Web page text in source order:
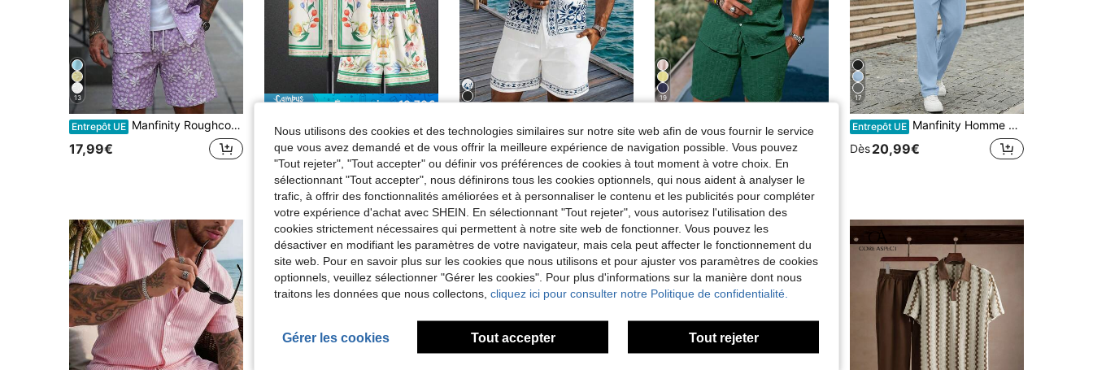
13
Entrepôt UE Manfinity Roughcore Ensemble chemise et short texturé jacquard tissé pour homme
17,99€
Économiser 10,70€
Entrepôt UE -50% Manfinity Homme Chemise Et Short D'impression Florale Pour Hommes Sans Tee-shirt
(1000+)
#7 BEST-SELLERS
de Bohème/Occidental - Style bohème Ensembles de c
(1000+)
#7 BEST-SELLERS
de Bohème/Occidental - Style bohème Ensembles de c
(1000+)
#7 BEST-SELLERS
de Bohème/Occidental - Style bohème Ensembles de c
(1000+)
10,29€ 20,99€
Entrepôt UE Genlund Ensemble 2 pièces chemise à manches courtes et short imprimé floral pour hommes. Tenues de vacances pour hommes. Vêtements de vacances pour hommes. Tenues de vacances pour hommes. Vêtements de vacances
(100+)
#5 BEST-SELLERS
de Géométrique Ensembles de chemises pour hommes
#5 BEST-SELLERS
de Géométrique Ensembles de chemises pour hommes
#5 BEST-SELLERS
de Géométrique Ensembles de chemises pour hommes
(100+)
20,63€
19
Entrepôt UE Genlund Ensemble de chemise à manches courtes pour homme mûr en vacances, chemise rayée pour homme & short à taille coulissante sans t-shirt, en lin, cadeau coloré pour petit ami en vacances, décontracté, vacances
(1000+)
20,20€
17
Entrepôt UE Manfinity Homme Ensemble chemise à manches courtes col froissé + pantalon à cordon assorti pour hommes, indispensable pour les sorties et les rassemblements, tenue de gentleman réussie, excellent cadeau pour le mari
Dès20,99€
Nous utilisons des cookies et des technologies similaires sur notre site web afin de vous fournir le service
que vous avez demandé et de vous offrir la meilleure expérience de navigation possible. Vous pouvez
"Tout rejeter", "Tout accepter" ou définir vos préférences de cookies à tout moment à votre choix. En
sélectionnant "Tout accepter", nous définirons tous les cookies optionnels, qui nous aident à analyser le
trafic, à offrir des fonctionnalités améliorées et à personnaliser le contenu et les publicités pour compléter
votre expérience d'achat avec SHEIN. En sélectionnant "Tout rejeter", vous autorisez l'utilisation des
cookies strictement nécessaires qui permettent à notre site web de fonctionner. Vous pouvez les
désactiver en modifiant les paramètres de votre navigateur, mais cela peut affecter le fonctionnement du
site web. Pour en savoir plus sur les cookies que nous utilisons et pour ajuster vos paramètres de cookies
optionnels, veuillez sélectionner "Gérer les cookies". Pour plus d'informations sur la manière dont nous
traitons les données que nous collectons, cliquez ici pour consulter notre Politique de confidentialité.
Gérer les cookies Tout accepter Tout rejeter